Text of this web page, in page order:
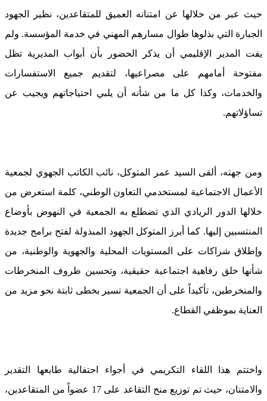
حيث عبر من خلالها عن امتنانه العميق للمتقاعدين، نظير الجهود
الجبارة التي بذلوها طوال مسارهم المهني في خدمة المؤسسة. ولم
يفت المدير الإقليمي أن يذكر الحضور بأن أبواب المديرية تظل
مفتوحة أمامهم على مصراعيها، لتقديم جميع الاستفسارات
والخدمات، وكذا كل ما من شأنه أن يلبي احتياجاتهم ويجيب عن
تساؤلاتهم.
ومن جهته، ألقى السيد عمر المتوكل، نائب الكاتب الجهوي لجمعية
الأعمال الاجتماعية لمستخدمي التعاون الوطني، كلمة استعرض من
خلالها الدور الريادي الذي تضطلع به الجمعية في النهوض بأوضاع
المنتسبين إليها. كما أبرز المتوكل الجهود المبذولة لفتح برامج جديدة
وإطلاق شراكات على المستويات المحلية والجهوية والوطنية، من
شأنها خلق رفاهية اجتماعية حقيقية، وتحسين ظروف المنخرطات
والمنخرطين، تأكيداً على أن الجمعية تسير بخطى ثابتة نحو مزيد من
العناية بموظفي القطاع.
واختتم هذا اللقاء التكريمي في أجواء احتفالية طابعها التقدير
والامتنان، حيث تم توزيع منح التقاعد على 17 عضواً من المتقاعدين،